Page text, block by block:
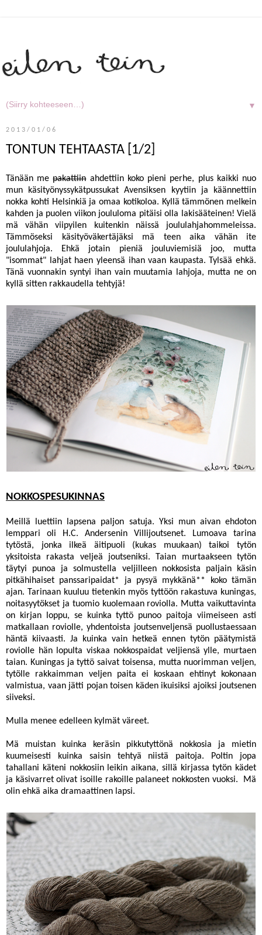
▼
2013/01/06
TONTUN TEHTAASTA [1/2]
Tänään mepakattiinahdettiin koko pieni perhe, plus kaikki nuo
mun käsityönyssykätpussukat Avensiksen kyytiin ja käännettiin
nokka kohti Helsinkiä ja omaa kotikoloa. Kyllä tämmönen melkein
kahden ja puolen viikon joululoma pitäisi olla lakisääteinen! Vielä
mä vähän viipyilen kuitenkin näissä joululahjahommeleissa.
Tämmöseksi käsityöväkertäjäksi mä teen aika vähän ite
joululahjoja. Ehkä jotain pieniä jouluviemisiä joo, mutta
"isommat" lahjat haen yleensä ihan vaan kaupasta. Tylsää ehkä.
Tänä vuonnakin syntyi ihan vain muutamia lahjoja, mutta ne on
kyllä sitten rakkaudella tehtyjä!
NOKKOSPESUKINNAS
Meillä luettiin lapsena paljon satuja. Yksi mun aivan ehdoton
lemppari oli H.C. Andersenin Villijoutsenet. Lumoava tarina
tytöstä, jonka ilkeä äitipuoli (kukas muukaan) taikoi tytön
yksitoista rakasta veljeä joutseniksi. Taian murtaakseen tytön
täytyi punoa ja solmustella veljilleen nokkosista paljain käsin
pitkähihaiset panssaripaidat* ja pysyä mykkänä** koko tämän
ajan. Tarinaan kuuluu tietenkin myös tyttöön rakastuva kuningas,
noitasyytökset ja tuomio kuolemaan roviolla. Mutta vaikuttavinta
on kirjan loppu, se kuinka tyttö punoo paitoja viimeiseen asti
matkallaan roviolle, yhdentoista joutsenveljensä puollustaessaan
häntä kiivaasti. Ja kuinka vain hetkeä ennen tytön päätymistä
roviolle hän lopulta viskaa nokkospaidat veljiensä ylle, murtaen
taian. Kuningas ja tyttö saivat toisensa, mutta nuorimman veljen,
tytölle rakkaimman veljen paita ei koskaan ehtinyt kokonaan
valmistua, vaan jätti pojan toisen käden ikuisiksi ajoiksi joutsenen
siiveksi.
Mulla menee edelleen kylmät väreet.
Mä muistan kuinka keräsin pikkutyttönä nokkosia ja mietin
kuumeisesti kuinka saisin tehtyä niistä paitoja. Poltin jopa
tahallani käteni nokkosiin leikin aikana, sillä kirjassa tytön kädet
ja käsivarret olivat isoille rakoille palaneet nokkosten vuoksi. Mä
olin ehkä aika dramaattinen lapsi.